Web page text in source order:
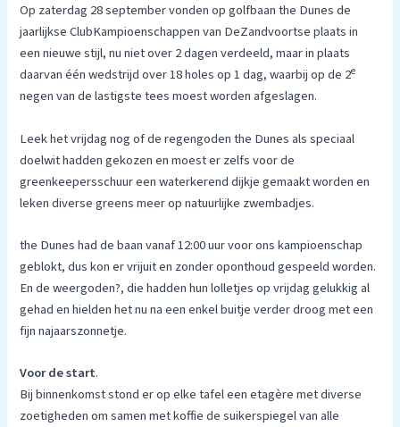
Op zaterdag 28 september vonden op golfbaan the Dunes de
jaarlijkse ClubKampioenschappen van DeZandvoortse plaats in
een nieuwe stijl, nu niet over 2 dagen verdeeld, maar in plaats
daarvan één wedstrijd over 18 holes op 1 dag, waarbij op de 2e
negen van de lastigste tees moest worden afgeslagen.
Leek het vrijdag nog of de regengoden the Dunes als speciaal
doelwit hadden gekozen en moest er zelfs voor de
greenkeepersschuur een waterkerend dijkje gemaakt worden en
leken diverse greens meer op natuurlijke zwembadjes.
the Dunes had de baan vanaf 12:00 uur voor ons kampioenschap
geblokt, dus kon er vrijuit en zonder oponthoud gespeeld worden.
En de weergoden?, die hadden hun lolletjes op vrijdag gelukkig al
gehad en hielden het nu na een enkel buitje verder droog met een
fijn najaarszonnetje.
Voor de start.
Bij binnenkomst stond er op elke tafel een etagère met diverse
zoetigheden om samen met koffie de suikerspiegel van alle